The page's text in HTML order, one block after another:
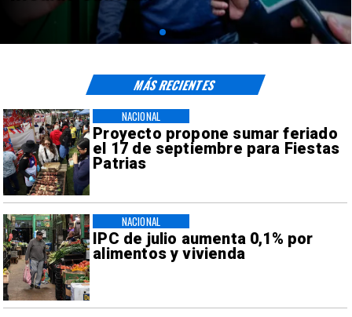
Proyecto propone sumar feriado
el 17 de septiembre para Fiestas
Patrias
NACIONAL
IPC de julio aumenta 0,1% por
alimentos y vivienda
NACIONAL
MÁS RECIENTES